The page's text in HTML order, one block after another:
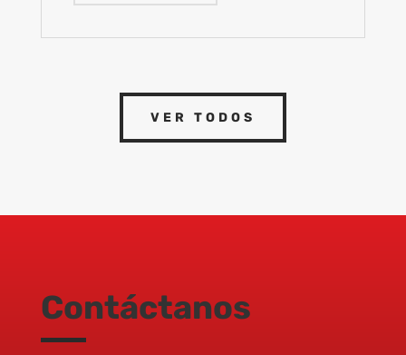
VER TODOS
Contáctanos